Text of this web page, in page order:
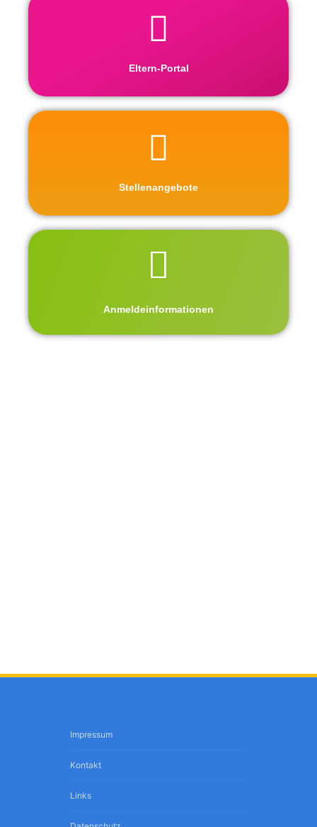
Eltern-Portal
Stellenangebote
Anmeldeinformationen
Impressum
Kontakt
Links